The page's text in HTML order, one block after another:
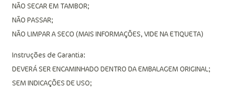
NÃO SECAR EM TAMBOR;
NÃO PASSAR;
NÃO LIMPAR A SECO (MAIS INFORMAÇÕES, VIDE NA ETIQUETA)
Instruções de Garantia:
DEVERÁ SER ENCAMINHADO DENTRO DA EMBALAGEM ORIGINAL;
SEM INDICAÇÕES DE USO;